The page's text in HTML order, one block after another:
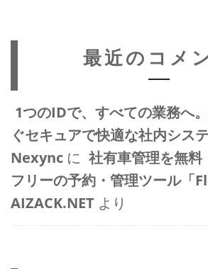
最近のコメ
1つのIDで、すべての業務へ
ぐセキュアで快適な社内シス
Nexync に 社有車管理を無料
フリーの予約・管理ツール「
AIZACK.NET より